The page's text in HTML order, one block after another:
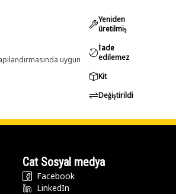
uygun
Yeniden
üretilmiş
İade
edilemez
Kit
Değiştirildi
Cat Sosyal medya
Facebook
LinkedIn